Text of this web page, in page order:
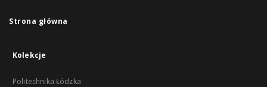
Strona główna
Kolekcje
Politechnika Łódzka